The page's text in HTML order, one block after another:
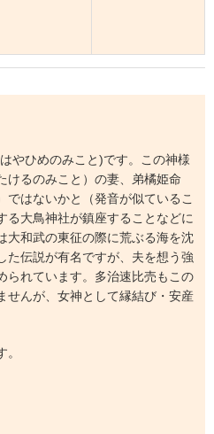
やひめのみこと)です。この神様
けるのみこと）の妻、弟橘姫命
ではないかと（発音が似ているこ
る大鳥神社が鎮座することなどに
大和武の東征の際に荒ぶる海を沈
た伝説が有名ですが、夫を想う強
られています。多治速比売もこの
せんが、女神として縁結び・安産